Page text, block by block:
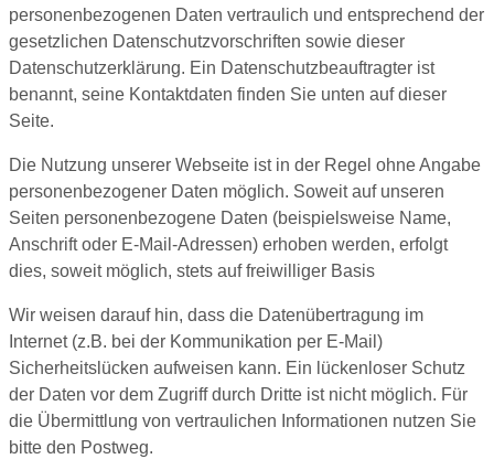
personenbezogenen Daten vertraulich und entsprechend der
gesetzlichen Datenschutzvorschriften sowie dieser
Datenschutzerklärung. Ein Datenschutzbeauftragter ist
benannt, seine Kontaktdaten finden Sie unten auf dieser
Seite.
Die Nutzung unserer Webseite ist in der Regel ohne Angabe
personenbezogener Daten möglich. Soweit auf unseren
Seiten personenbezogene Daten (beispielsweise Name,
Anschrift oder E-Mail-Adressen) erhoben werden, erfolgt
dies, soweit möglich, stets auf freiwilliger Basis
Wir weisen darauf hin, dass die Datenübertragung im
Internet (z.B. bei der Kommunikation per E-Mail)
Sicherheitslücken aufweisen kann. Ein lückenloser Schutz
der Daten vor dem Zugriff durch Dritte ist nicht möglich. Für
die Übermittlung von vertraulichen Informationen nutzen Sie
bitte den Postweg.